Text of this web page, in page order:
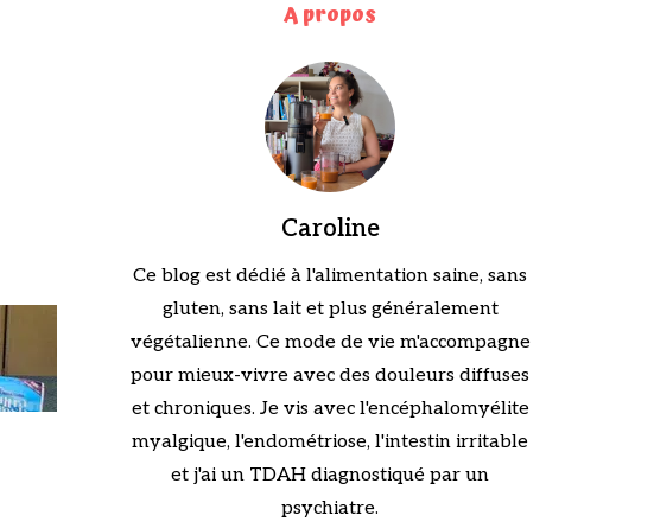
A propos
Caroline
Ce blog est dédié à l'alimentation saine, sans
gluten, sans lait et plus généralement
végétalienne. Ce mode de vie m'accompagne
pour mieux-vivre avec des douleurs diffuses
et chroniques. Je vis avec l'encéphalomyélite
myalgique, l'endométriose, l'intestin irritable
et j'ai un TDAH diagnostiqué par un
psychiatre.